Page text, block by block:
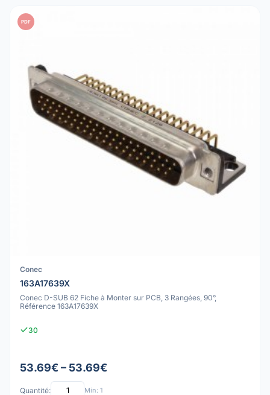
PDF
Conec
163A17639X
Conec D-SUB 62 Fiche à Monter sur PCB, 3 Rangées, 90°,
Référence 163A17639X
30
53.69€ – 53.69€
Quantité: Min: 1